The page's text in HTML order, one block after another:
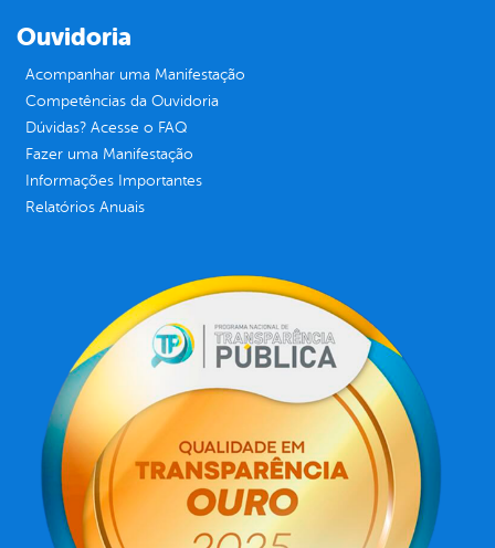
Ouvidoria
Acompanhar uma Manifestação
Competências da Ouvidoria
Dúvidas? Acesse o FAQ
Fazer uma Manifestação
Informações Importantes
Relatórios Anuais